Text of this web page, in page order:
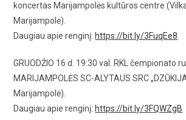
koncertas Marijampolės kultūros centre
Marijampolė).
Daugiau apie renginį: https://bit.ly/3FuqEe8
GRUODŽIO 16 d. 19:30 val. RKL čempionato
MARIJAMPOLĖS SC-ALYTAUS SRC
Marijampolė).
Daugiau apie renginį: https://bit.ly/3FQWZgB